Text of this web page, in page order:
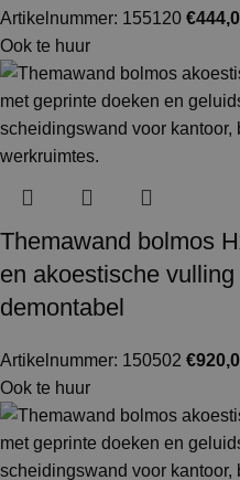
Artikelnummer: 155120 €
Ook te huur
Themawand bolmos
en akoestische
demontabel
Artikelnummer: 150502 €
Ook te huur